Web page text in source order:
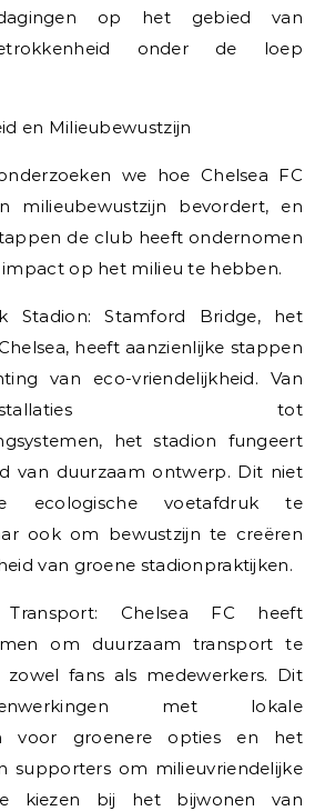
op het gebied van
onder de loep
en Milieubewustzijn
we hoe Chelsea FC
milieubewustzijn bevordert, en
de club heeft ondernomen
op het milieu te hebben.
Stadion: Stamford Bridge, het
heeft aanzienlijke stappen
van eco-vriendelijkheid. Van
installaties tot
het stadion fungeert
van duurzaam ontwerp. Dit niet
voetafdruk te
ook om bewustzijn te creëren
van groene stadionpraktijken.
Chelsea FC heeft
om duurzaam transport te
zowel fans als medewerkers. Dit
met lokale
voor groenere opties en het
supporters om milieuvriendelijke
kiezen bij het bijwonen van